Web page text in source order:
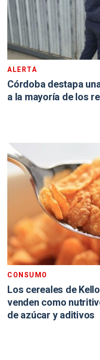
ALERTA
Córdoba destapa
a la mayoría de los
CONSUMO
Los cereales de
venden como
de azúcar y aditivos